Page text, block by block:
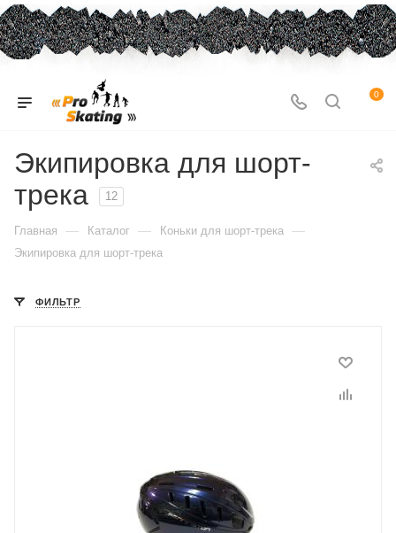
0
Экипировка для шорт-
трека
12
Главная — Каталог — Коньки для шорт-трека —
Экипировка для шорт-трека
ФИЛЬТР